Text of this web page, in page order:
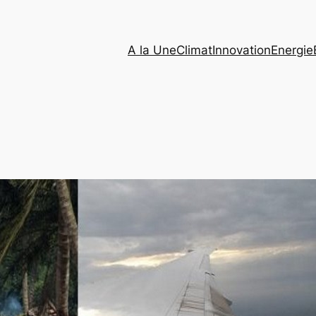
A la UneClimatInnovationEnergie